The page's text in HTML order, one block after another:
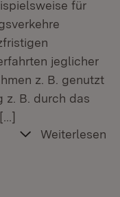
für
jeglicher
z. B. genutzt
z. B. durch das
[…]
Weiterlesen